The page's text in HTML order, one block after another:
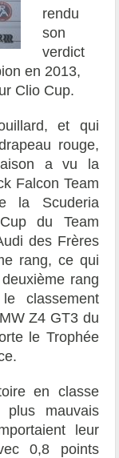
rendu
son
verdict
en 2013,
Clio Cup.
et qui
rouge,
a vu la
Falcon Team
la Scuderia
du Team
des Frères
rang, ce qui
rang
classement
Z4 GT3 du
le Trophée
en classe
mauvais
leur
0,8 points